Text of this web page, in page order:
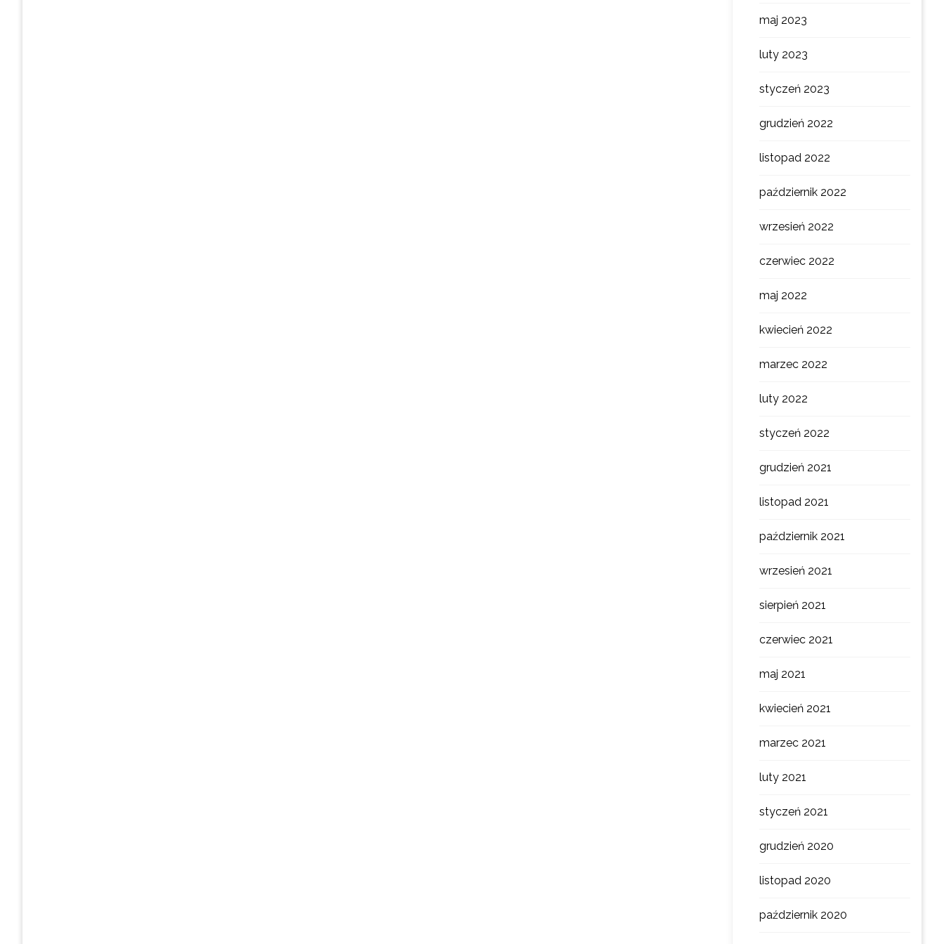
maj 2023
luty 2023
styczeń 2023
grudzień 2022
listopad 2022
październik 2022
wrzesień 2022
czerwiec 2022
maj 2022
kwiecień 2022
marzec 2022
luty 2022
styczeń 2022
grudzień 2021
listopad 2021
październik 2021
wrzesień 2021
sierpień 2021
czerwiec 2021
maj 2021
kwiecień 2021
marzec 2021
luty 2021
styczeń 2021
grudzień 2020
listopad 2020
październik 2020